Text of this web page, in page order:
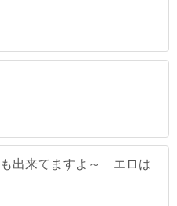
出来てますよ～ エロは